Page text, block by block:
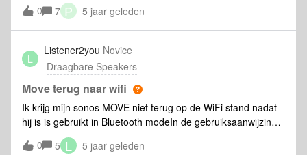
een idee hoe dat komt aub, is vrij lastig omdat dit om 4u
smorgens gaat,mvg PeElAnKa
0 7 P 5 jaar geleden
L
Listener2you Novice
Draagbare Speakers
Move terug naar wifi
Ik krijg mijn sonos MOVE niet terug op de WiFi stand nadat
hij is is gebruikt in Bluetooth modeIn de gebruiksaanwijzing
staat dat je de modus knop moet indrukken, maar dit heeft
geen effect,
0 5 L 5 jaar geleden